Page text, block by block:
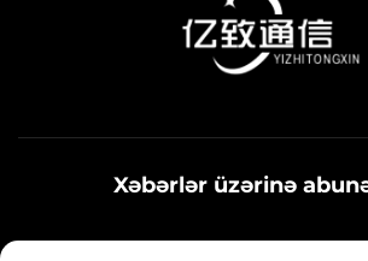
Xəbərlər üzərinə